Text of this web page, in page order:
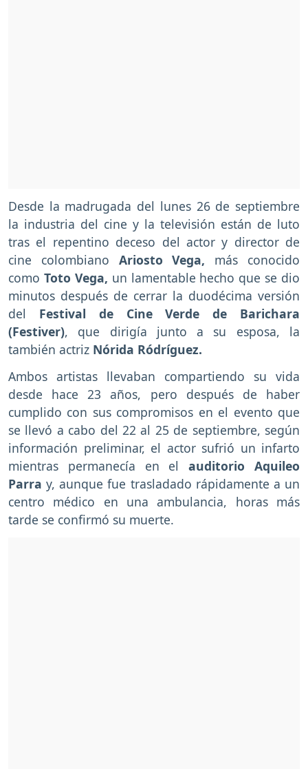
Desde la madrugada del lunes 26 de septiembre
la industria del cine y la televisión están de luto
tras el repentino deceso del actor y director de
cine colombiano Ariosto Vega, más conocido
como Toto Vega, un lamentable hecho que se dio
minutos después de cerrar la duodécima versión
del Festival de Cine Verde de Barichara
(Festiver), que dirigía junto a su esposa, la
también actriz Nórida Ródríguez.
Ambos artistas llevaban compartiendo su vida
desde hace 23 años, pero después de haber
cumplido con sus compromisos en el evento que
se llevó a cabo del 22 al 25 de septiembre, según
información preliminar, el actor sufrió un infarto
mientras permanecía en elauditorio Aquileo
Parra y, aunque fue trasladado rápidamente a un
centro médico en una ambulancia, horas más
tarde se confirmó su muerte.